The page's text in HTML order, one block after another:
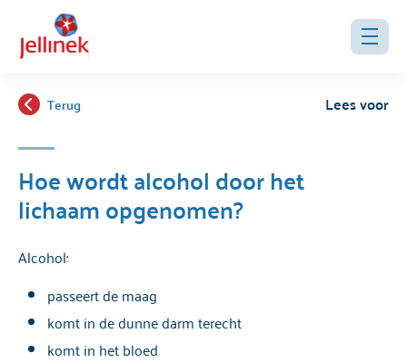
Terug Lees voor
Hoe wordt alcohol door het
lichaam opgenomen?
Alcohol:
passeert de maag
komt in de dunne darm terecht
komt in het bloed